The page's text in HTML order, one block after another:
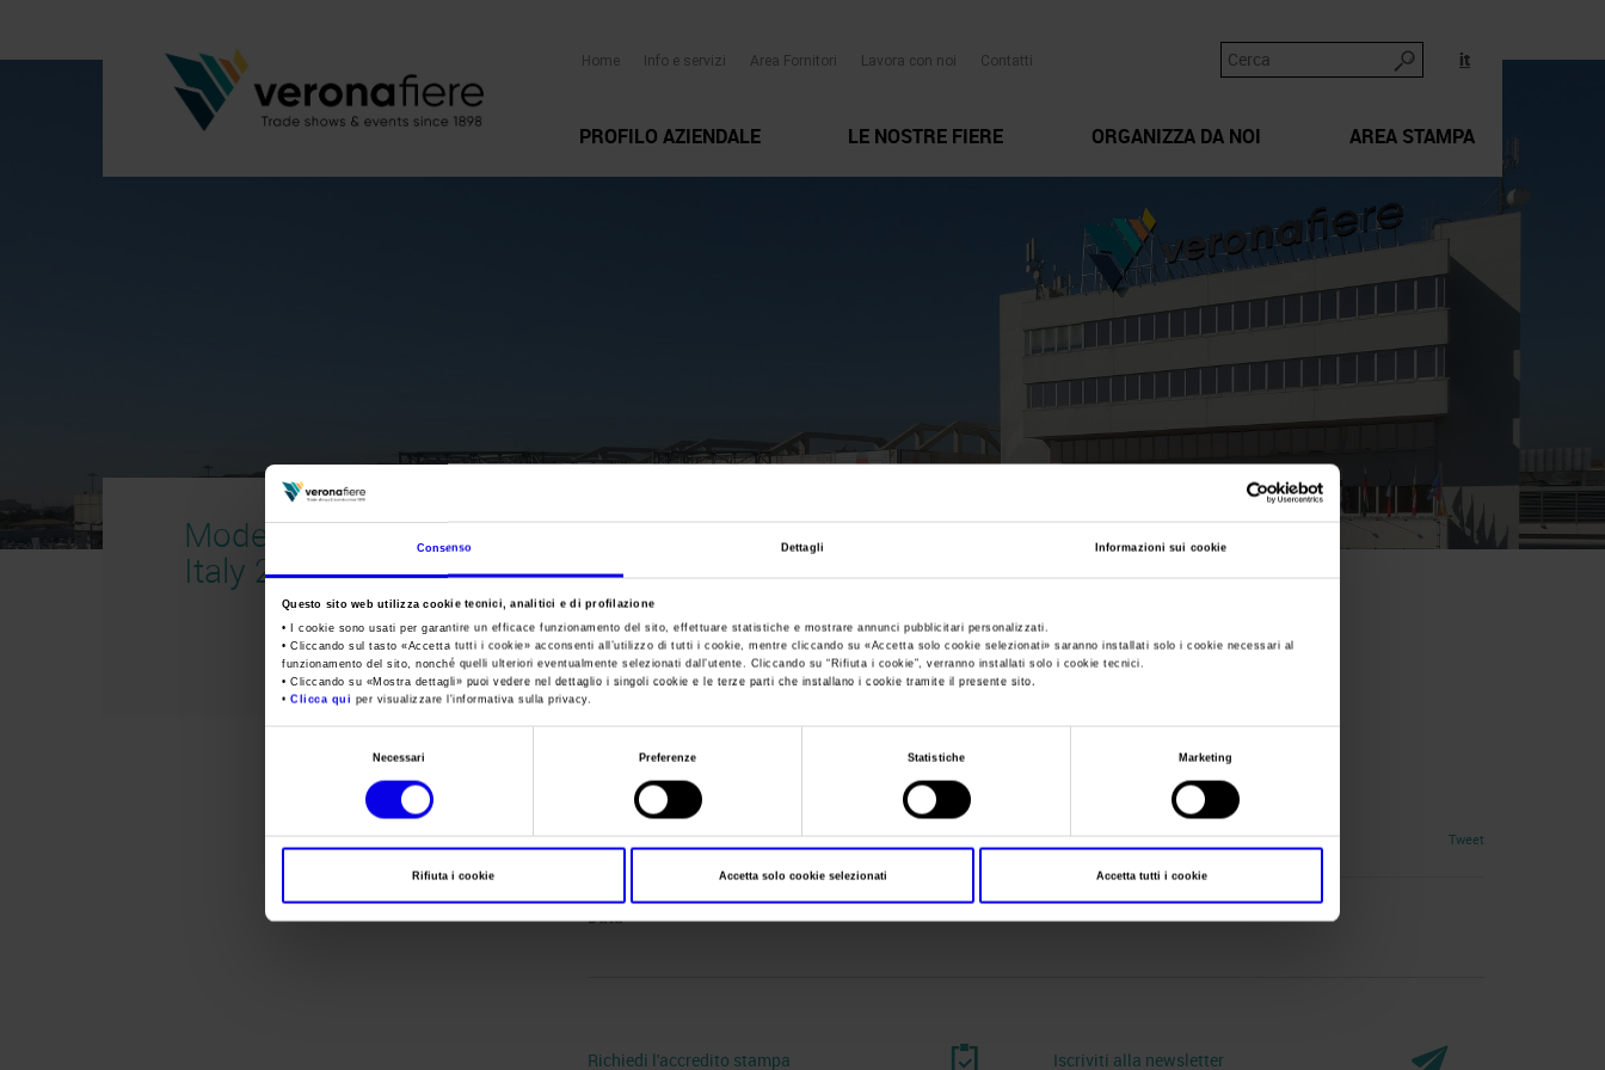
Consenso Dettagli Informazioni sui cookie
Questo sito web utilizza cookie tecnici, analitici e di profilazione
• I cookie sono usati per garantire un efficace funzionamento del sito, effettuare statistiche e mostrare annunci pubblicitari personalizzati.
• Cliccando sul tasto «Accetta tutti i cookie» acconsenti all’utilizzo di tutti i cookie, mentre cliccando su «Accetta solo cookie selezionati» saranno installati solo i cookie necessari al
funzionamento del sito, nonché quelli ulteriori eventualmente selezionati dall’utente. Cliccando su “Rifiuta i cookie”, verranno installati solo i cookie tecnici.
• Cliccando su «Mostra dettagli» puoi vedere nel dettaglio i singoli cookie e le terze parti che installano i cookie tramite il presente sito.
•Clicca qui per visualizzare l'informativa sulla privacy.
Necessari Preferenze Statistiche Marketing
Rifiuta i cookie Accetta solo cookie selezionati Accetta tutti i cookie
it
Home Info e servizi Area Fornitori Lavora con noi Contatti
PROFILO AZIENDALE LE NOSTRE FIERE ORGANIZZA DA NOI AREA STAMPA
Model Expo
Italy 2021
Sei in:Manifestazione
Tweet
Data -
Richiedi l'accredito stampa Iscriviti alla newsletter